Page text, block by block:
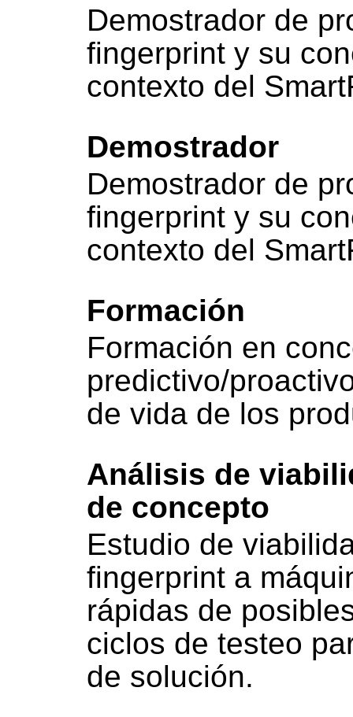
Demostrador de
fingerprint y su
contexto del
Demostrador
Demostrador de
fingerprint y su
contexto del
Formación
Formación en
predictivo/
de vida de los
Análisis de
de concepto
Estudio de
fingerprint a
rápidas de
ciclos de testeo
de solución.